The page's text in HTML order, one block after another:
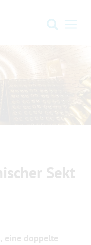
Suche
Sekt
eine doppelte